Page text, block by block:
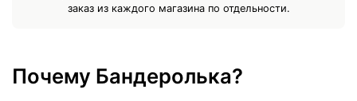
заказ из каждого магазина по отдельности.
Почему Бандеролька?